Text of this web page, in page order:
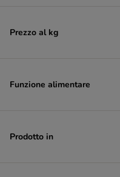
Prezzo al kg
Funzione alimentare
Prodotto in